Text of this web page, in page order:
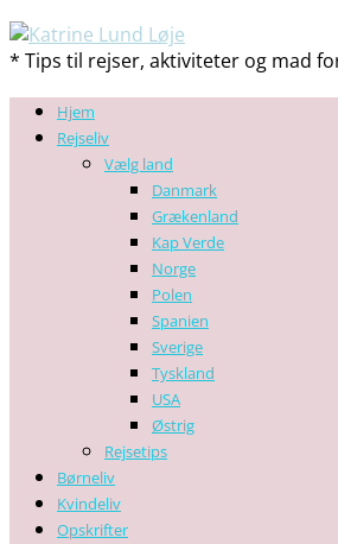
* Tips til rejser, aktiviteter og mad
Hjem
Rejseliv
Vælg land
Danmark
Grækenland
Kap Verde
Norge
Polen
Spanien
Sverige
Tyskland
USA
Østrig
Rejsetips
Børneliv
Kvindeliv
Opskrifter